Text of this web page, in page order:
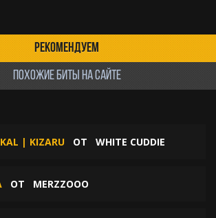
РЕКОМЕНДУЕМ
ПОХОЖИЕ БИТЫ НА САЙТЕ
| KIZARU ОТ WHITE CUDDIE
ОТ MERZZOOO